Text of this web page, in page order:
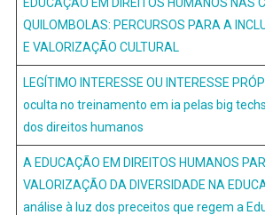
QUILOMBOLAS: PERCURSOS PARA A
E VALORIZAÇÃO CULTURAL
LEGÍTIMO INTERESSE OU INTERESSE
oculta no treinamento em ia pelas big
dos direitos humanos
A EDUCAÇÃO EM DIREITOS HUMANOS
VALORIZAÇÃO DA DIVERSIDADE NA
análise à luz dos preceitos que regem a